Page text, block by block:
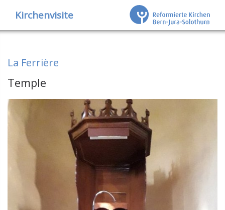
Kirchenvisite
La Ferrière
Temple